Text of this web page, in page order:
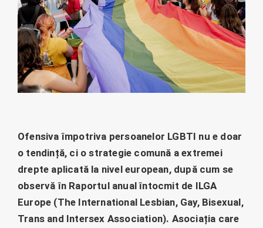
Ofensiva împotriva persoanelor LGBTI nu e doar
o tendință, ci o strategie comună a extremei
drepte aplicată la nivel european, după cum se
observă în Raportul anual întocmit de ILGA
Europe (The International Lesbian, Gay, Bisexual,
Trans and Intersex Association). Asociația care